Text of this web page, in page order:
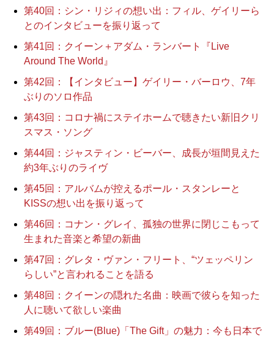
第40回：シン・リジィの想い出：フィル、ゲイリーら
とのインタビューを振り返って
第41回：クイーン＋アダム・ランバート『Live
Around The World』
第42回：【インタビュー】ゲイリー・バーロウ、7年
ぶりのソロ作品
第43回：コロナ禍にステイホームで聴きたい新旧クリ
スマス・ソング
第44回：ジャスティン・ビーバー、成長が垣間見えた
約3年ぶりのライヴ
第45回：アルバムが控えるポール・スタンレーと
KISSの想い出を振り返って
第46回：コナン・グレイ、孤独の世界に閉じこもって
生まれた音楽と希望の新曲
第47回：グレタ・ヴァン・フリート、“ツェッペリン
らしい”と言われることを語る
第48回：クイーンの隠れた名曲：映画で彼らを知った
人に聴いて欲しい楽曲
第49回：ブルー(Blue)「The Gift」の魅力：今も日本で